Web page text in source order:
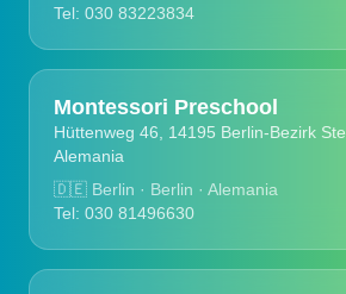
Tel: 030 83223834
Montessori Preschool
Hüttenweg 46, 14195 Berlin-Bezirk
Alemania
🇩🇪 Berlin · Berlin · Alemania
Tel: 030 81496630